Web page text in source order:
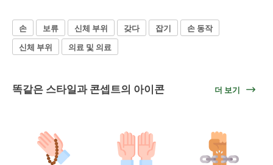
손 보류 신체 부위 갖다 잡기
손 동작
신체 부위
의료 및 의료
똑같은 스타일과 콘셉트의 아이콘 더 보기